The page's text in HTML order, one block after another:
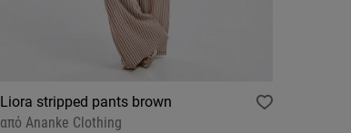
Liora stripped pants brown
από Ananke Clothing